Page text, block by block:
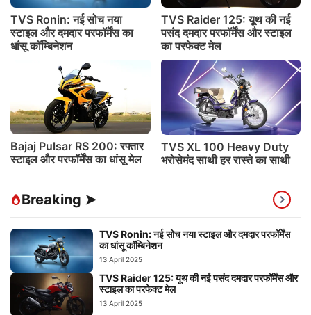
TVS Ronin: नई सोच नया
स्टाइल और दमदार परफॉर्मेंस का
धांसू कॉम्बिनेशन
TVS Raider 125: यूथ की नई
पसंद दमदार परफॉर्मेंस और स्टाइल
का परफेक्ट मेल
Bajaj Pulsar RS 200: रफ्तार
स्टाइल और परफॉर्मेंस का धांसू मेल
TVS XL 100 Heavy Duty
भरोसेमंद साथी हर रास्ते का साथी
Breaking ➤
TVS Ronin: नई सोच नया स्टाइल और दमदार परफॉर्मेंस
का धांसू कॉम्बिनेशन
13 April 2025
TVS Raider 125: यूथ की नई पसंद दमदार परफॉर्मेंस और
स्टाइल का परफेक्ट मेल
13 April 2025